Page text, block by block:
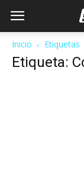
Inicio Etiquetas
Etiqueta: